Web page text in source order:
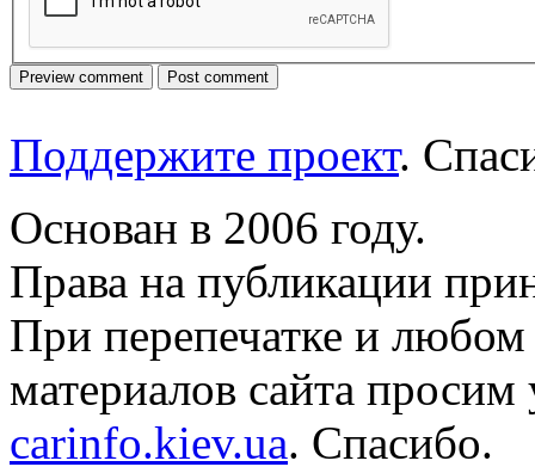
Поддержите проект.
Основан в 2006 году.
Права на публикации
При перепечатке и
материалов сайта просим
carinfo.kiev.ua. Спасибо.